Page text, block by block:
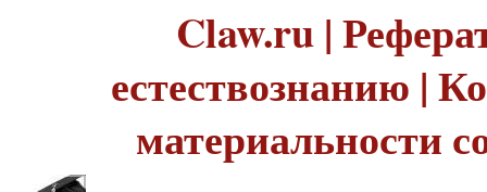
Claw.ru |
естествознанию |
материальности